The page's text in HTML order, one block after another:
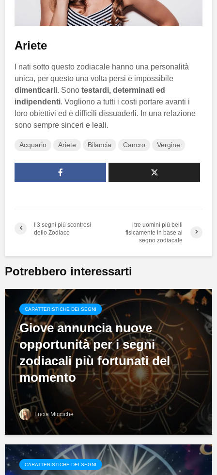
Ariete
I nati sotto questo zodiacale hanno una personalità
unica, per questo una volta persi è impossibile
dimenticarli. Sono testardi, determinati ed
indipendenti. Vogliono a tutti i costi portare avanti i
loro obiettivi ed è difficili dissuaderli. In una relazione
sono sempre sinceri e leali.
Acquario Ariete Bilancia Cancro Vergine
I 3 segni più scontrosi
dello Zodiaco
I tre uomini più belli
fisicamente in base al
segno zodiacale
Potrebbero interessarti
CARATTERISTICHE DEI SEGNI
Giove annuncia nuove
opportunità per i segni
zodiacali più fortunati del
momento
Lucia Micciche
CARATTERISTICHE DEI SEGNI